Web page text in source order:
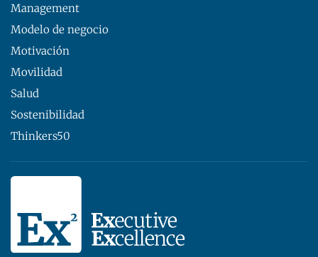
Management
Modelo de negocio
Motivación
Movilidad
Salud
Sostenibilidad
Thinkers50